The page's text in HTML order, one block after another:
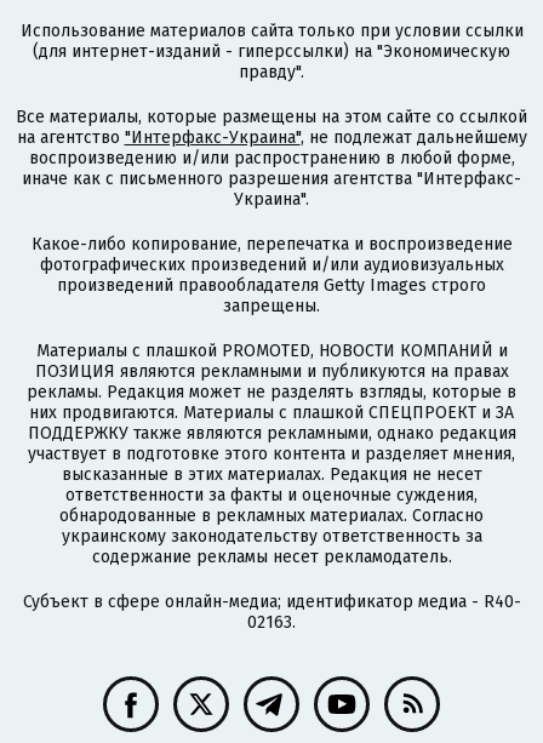
Использование материалов сайта только при условии ссылки
(для интернет-изданий - гиперссылки) на "Экономическую
правду".
Все материалы, которые размещены на этом сайте со ссылкой
на агентство "Интерфакс-Украина", не подлежат дальнейшему
воспроизведению и/или распространению в любой форме,
иначе как с письменного разрешения агентства "Интерфакс-
Украина".
Какое-либо копирование, перепечатка и воспроизведение
фотографических произведений и/или аудиовизуальных
произведений правообладателя Getty Images строго
запрещены.
Материалы с плашкой PROMOTED, НОВОСТИ КОМПАНИЙ и
ПОЗИЦИЯ являются рекламными и публикуются на правах
рекламы. Редакция может не разделять взгляды, которые в
них продвигаются. Материалы с плашкой СПЕЦПРОЕКТ и ЗА
ПОДДЕРЖКУ также являются рекламными, однако редакция
участвует в подготовке этого контента и разделяет мнения,
высказанные в этих материалах. Редакция не несет
ответственности за факты и оценочные суждения,
обнародованные в рекламных материалах. Согласно
украинскому законодательству ответственность за
содержание рекламы несет рекламодатель.
Субъект в сфере онлайн-медиа; идентификатор медиа - R40-
02163.